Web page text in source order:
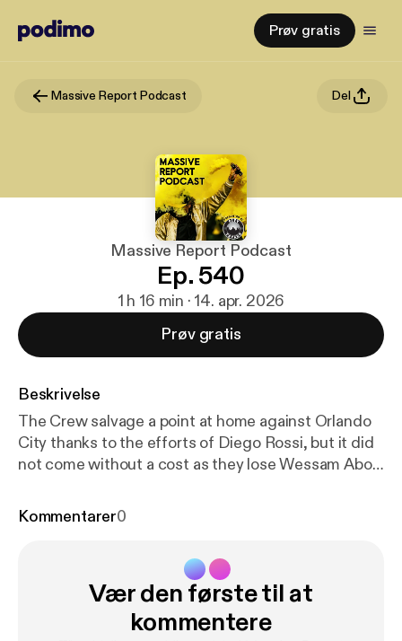
Prøv gratis
Massive Report Podcast Del
Massive Report Podcast
Ep. 540
1 h 16 min · 14. apr. 2026
Prøv gratis
Beskrivelse
The Crew salvage a point at home against Orlando
City thanks to the efforts of Diego Rossi, but it did
not come without a cost as they lose Wessam Abou
go from here?
Kommentarer0
Vær den første til at
kommentere